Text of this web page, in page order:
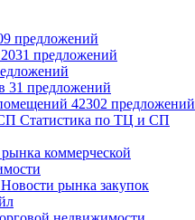
предложений
2031 предложений
31 предложений
42302 предложений
Статистика по ТЦ и СП
коммерческой
Новости рынка закупок